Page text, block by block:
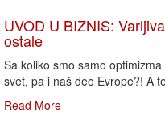
UVOD U BIZNIS:
ostale
Sa koliko smo samo
svet, pa i naš deo Evrope?! A
Read More